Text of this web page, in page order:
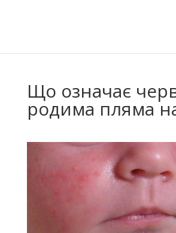
Що означає
родима пляма